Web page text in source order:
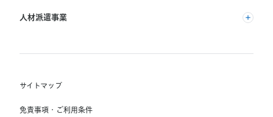
(株) インディードリクルートパートナーズ
Indeed, Inc.
人材派遣事業
(株) スタッフサービス・ホールディングス
サイトマップ
免責事項・ご利用条件